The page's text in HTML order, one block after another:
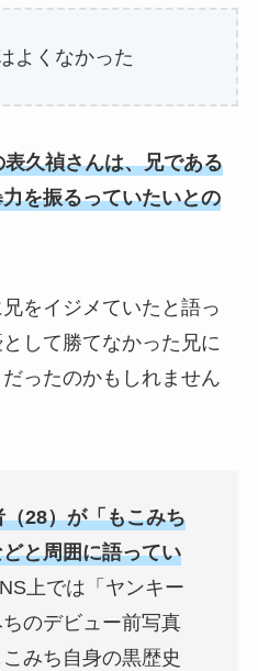
よくなかった
表久禎さんは、兄である
を振るっていたいとの
をイジメていたと語っ
して勝てなかった兄に
ったのかもしれません
28）が「もこみち
と周囲に語ってい
上では「ヤンキー
のデビュー前写真
みち自身の黒歴史